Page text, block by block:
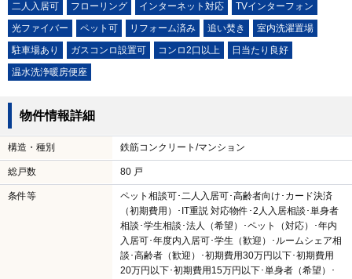
二人入居可
フローリング インターネット対応
TVインターフォン
光ファイバー
ペット可 リフォーム済み 追い焚き
室内洗濯置場
駐車場あり
ガスコンロ設置可 コンロ2口以上
日当たり良好
温水洗浄暖房便座
物件情報詳細
構造・種別 鉄筋コンクリート/マンション
総戸数 80 戸
条件等
ペット相談可･二人入居可･高齢者向け･カード決済
（初期費用）･IT重説 対応物件･2人入居相談･単身者
相談･学生相談･法人（希望）･ペット（対応）･年内
入居可･年度内入居可･学生（歓迎）･ルームシェア相
談･高齢者（歓迎）･初期費用30万円以下･初期費用
20万円以下･初期費用15万円以下･単身者（希望）･